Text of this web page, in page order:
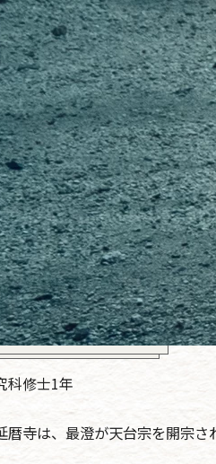
科修士1年
暦寺は、最澄が天台宗を開宗